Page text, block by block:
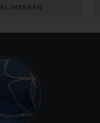
MERKEN